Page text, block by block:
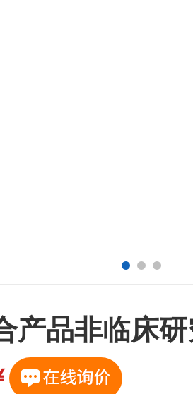
产品非临床